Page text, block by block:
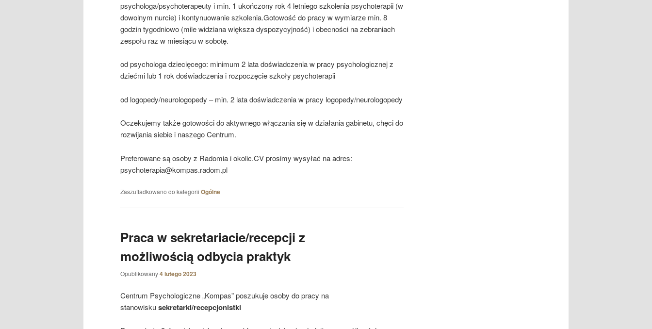
psychologa/psychoterapeuty i min. 1 ukończony rok 4 letniego szkolenia psychoterapii (w
dowolnym nurcie) i kontynuowanie szkolenia.Gotowość do pracy w wymiarze min. 8
godzin tygodniowo (mile widziana większa dyspozycyjność) i obecności na zebraniach
zespołu raz w miesiącu w sobotę.
od psychologa dziecięcego: minimum 2 lata doświadczenia w pracy psychologicznej z
dziećmi lub 1 rok doświadczenia i rozpoczęcie szkoły psychoterapii
od logopedy/neurologopedy – min. 2 lata doświadczenia w pracy logopedy/neurologopedy
Oczekujemy także gotowości do aktywnego włączania się w działania gabinetu, chęci do
rozwijania siebie i naszego Centrum.
Preferowane są osoby z Radomia i okolic.CV prosimy wysyłać na adres:
psychoterapia@kompas.radom.pl
Zaszufladkowano do kategorii Ogólne
Praca w sekretariacie/recepcji z
możliwością odbycia praktyk
Opublikowany4 lutego 2023
Centrum Psychologiczne „Kompas” poszukuje osoby do pracy na
stanowiskusekretarki/recepcjonistki